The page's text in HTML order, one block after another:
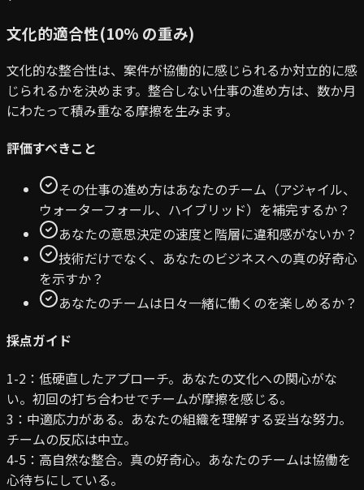
文化的適合性(10% の重み)
文化的な整合性は、案件が協働的に感じられるか対立的に感
じられるかを決めます。整合しない仕事の進め方は、数か月
にわたって積み重なる摩擦を生みます。
評価すべきこと
その仕事の進め方はあなたのチーム（アジャイル、
ウォーターフォール、ハイブリッド）を補完するか？
あなたの意思決定の速度と階層に違和感がないか？
技術だけでなく、あなたのビジネスへの真の好奇心
を示すか？
あなたのチームは日々一緒に働くのを楽しめるか？
採点ガイド
1-2：低硬直したアプローチ。あなたの文化への関心がな
い。初回の打ち合わせでチームが摩擦を感じる。
3：中適応力がある。あなたの組織を理解する妥当な努力。
チームの反応は中立。
4-5：高自然な整合。真の好奇心。あなたのチームは協働を
心待ちにしている。